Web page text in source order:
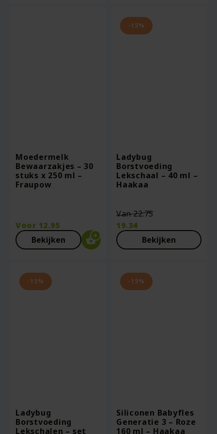
Moedermelk
Bewaarzakjes – 30
stuks x 250 ml –
Fraupow
Voor 12.95
Bekijken
-15%
Ladybug
Borstvoeding
Lekschaal – 40 ml –
Haakaa
Van22.75
was:
€22.75.
19.34
Huidige
prijs
Bekijken
-15%
Ladybug
Borstvoeding
Lekschalen – set
-15%
Siliconen Babyfles
Generatie 3 – Roze
160 ml – Haakaa